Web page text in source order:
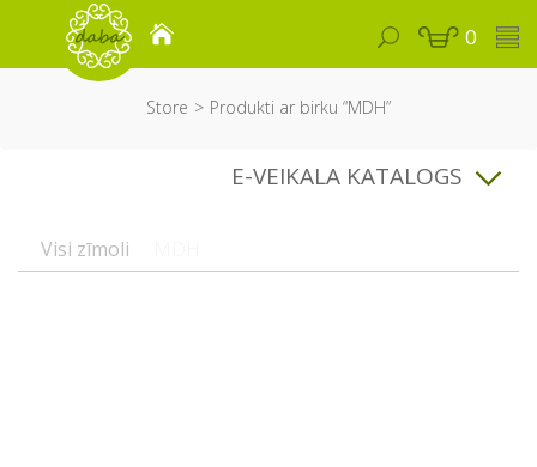
0
Store Produkti ar birku “MDH”
E-VEIKALA KATALOGS
Visi zīmoli